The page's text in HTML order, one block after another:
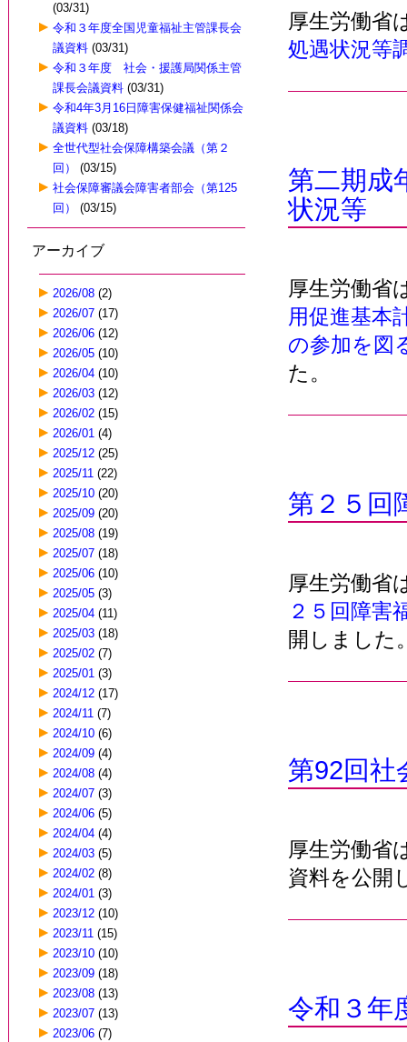
(03/31)
令和３年度全国児童福祉主管課長会
議資料 (03/31)
令和３年度 社会・援護局関係主管
課長会議資料 (03/31)
令和4年3月16日障害保健福祉関係会
議資料 (03/18)
全世代型社会保障構築会議（第２
回）
(03/15)
社会保障審議会障害者部会（第125
回）
(03/15)
アーカイブ
2026/08 (2)
2026/07 (17)
2026/06 (12)
2026/05 (10)
2026/04 (10)
2026/03 (12)
2026/02 (15)
2026/01 (4)
2025/12 (25)
2025/11 (22)
2025/10 (20)
2025/09 (20)
2025/08 (19)
2025/07 (18)
2025/06 (10)
2025/05 (3)
2025/04 (11)
2025/03 (18)
2025/02 (7)
2025/01 (3)
2024/12 (17)
2024/11 (7)
2024/10 (6)
2024/09 (4)
2024/08 (4)
2024/07 (3)
2024/06 (5)
2024/04 (4)
2024/03 (5)
2024/02 (8)
2024/01 (3)
2023/12 (10)
2023/11 (15)
2023/10 (10)
2023/09 (18)
2023/08 (13)
2023/07 (13)
2023/06 (7)
厚生労働省
処遇状況等
第二期成
状況等
厚生労働省
用促進基本
の参加を図
た。
第２５回
厚生労働省
２５回障害
開しました
第92回社
厚生労働省
資料を公開
令和３年